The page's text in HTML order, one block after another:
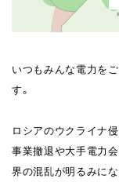
いつもみんな電力を
す。
ロシアのウクライナ
事業撤退や大手電力
界の混乱が明るみに